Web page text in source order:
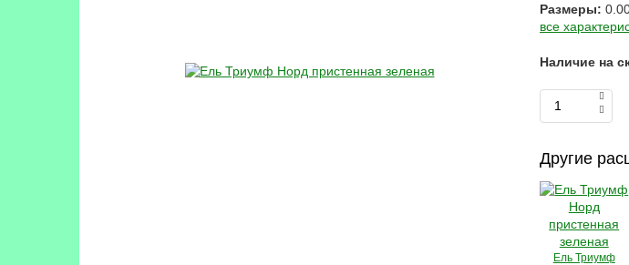
Размеры:
все
Наличие на
Другие
Ель Триумф